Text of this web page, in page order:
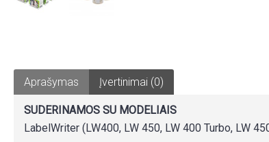
Aprašymas Įvertinimai (0)
SUDERINAMOS SU MODELIAIS
LabelWriter (LW400, LW 450, LW 400 Turbo, LW